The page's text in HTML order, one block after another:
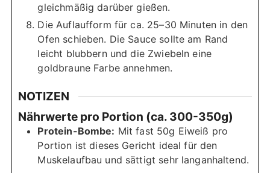
gleichmäßig darüber gießen.
Die Auflaufform für ca. 25–30 Minuten in den
Ofen schieben. Die Sauce sollte am Rand
leicht blubbern und die Zwiebeln eine
goldbraune Farbe annehmen.
NOTIZEN
Nährwerte pro Portion (ca. 300-350g)
Protein-Bombe: Mit fast 50g Eiweiß pro
Portion ist dieses Gericht ideal für den
Muskelaufbau und sättigt sehr langanhaltend.